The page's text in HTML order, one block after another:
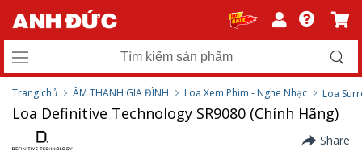
Trang chủ ÂM THANH GIA ĐÌNH Loa Xem Phim - Nghe Nhạc Loa
Loa Definitive Technology SR9080 (Chính Hãng)
Share